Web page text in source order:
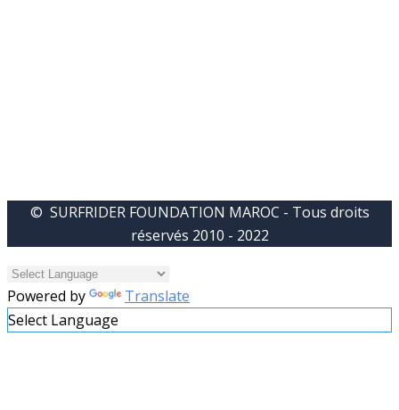
© SURFRIDER FOUNDATION MAROC - Tous droits
réservés 2010 - 2022
Powered by
Translate
Select Language